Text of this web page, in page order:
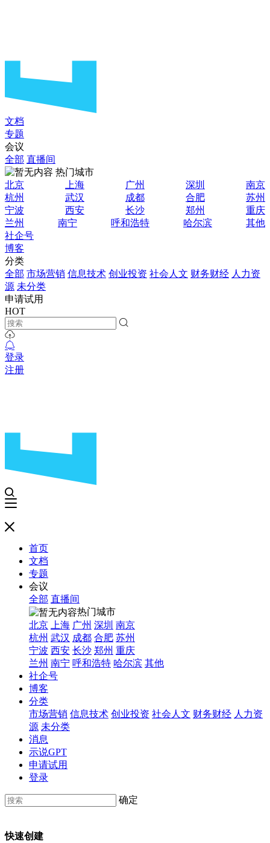
文档
专题
会议
全部 直播间
热门城市
北京
上海 广州 深圳
南京
杭州
武汉 成都 合肥
苏州
宁波
西安 长沙 郑州
重庆
兰州
南宁 呼和浩特 哈尔滨
其他
社企号
博客
分类
全部 市场营销 信息技术 创业投资 社会人文 财务财经 人力资
源 未分类
申请试用
HOT
登录
注册
首页
文档
专题
会议
全部 直播间
热门城市
北京
上海 广州 深圳 南京
杭州 武汉 成都 合肥 苏州
宁波 西安 长沙 郑州 重庆
兰州 南宁 呼和浩特 哈尔滨 其他
社企号
博客
分类
市场营销 信息技术 创业投资 社会人文 财务财经 人力资
源 未分类
消息
示说GPT
申请试用
登录
确定
快速创建